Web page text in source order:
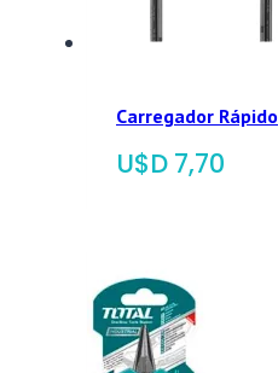
Carregador Rápido
$ 7,70